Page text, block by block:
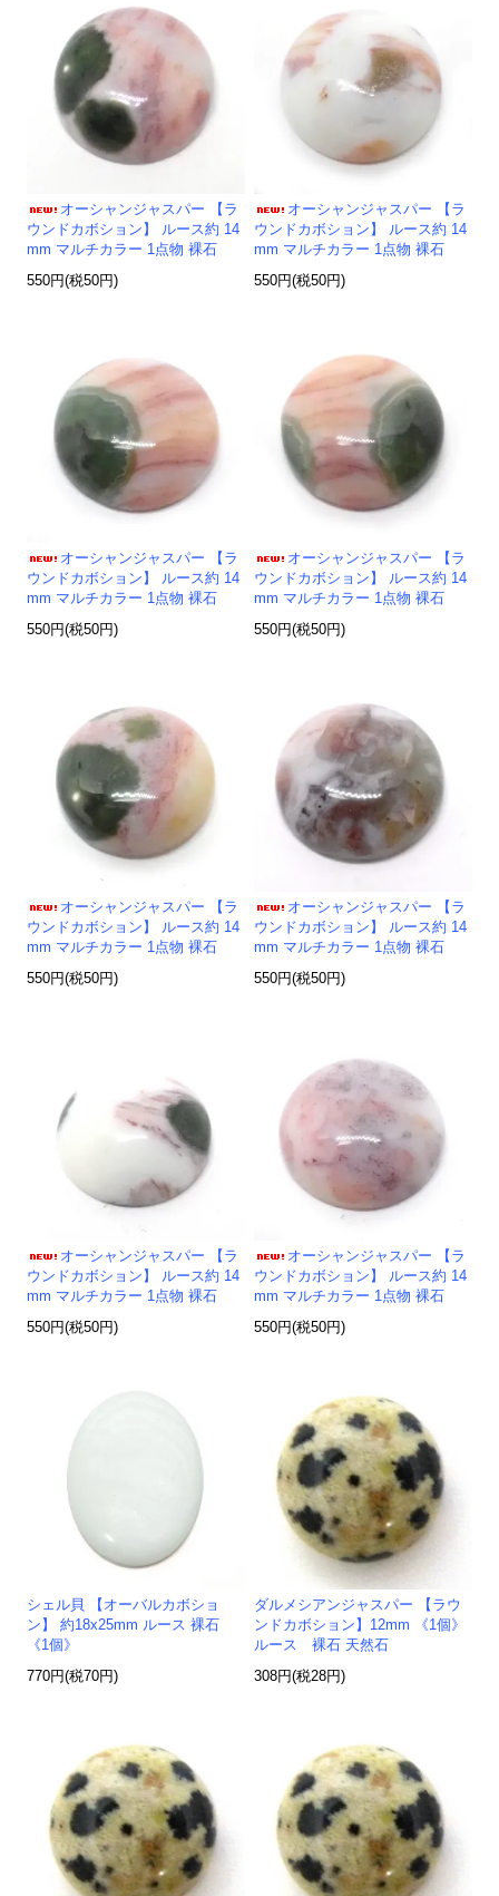
オーシャンジャスパー 【ラ
ウンドカボション】 ルース約 14
mm マルチカラー 1点物 裸石
550円(税50円)
オーシャンジャスパー 【ラ
ウンドカボション】 ルース約 14
mm マルチカラー 1点物 裸石
550円(税50円)
オーシャンジャスパー 【ラ
ウンドカボション】 ルース約 14
mm マルチカラー 1点物 裸石
550円(税50円)
オーシャンジャスパー 【ラ
ウンドカボション】 ルース約 14
mm マルチカラー 1点物 裸石
550円(税50円)
オーシャンジャスパー 【ラ
ウンドカボション】 ルース約 14
mm マルチカラー 1点物 裸石
550円(税50円)
オーシャンジャスパー 【ラ
ウンドカボション】 ルース約 14
mm マルチカラー 1点物 裸石
550円(税50円)
オーシャンジャスパー 【ラ
ウンドカボション】 ルース約 14
mm マルチカラー 1点物 裸石
550円(税50円)
オーシャンジャスパー 【ラ
ウンドカボション】 ルース約 14
mm マルチカラー 1点物 裸石
550円(税50円)
シェル貝 【オーバルカボショ
ン】 約18x25mm ルース 裸石
《1個》
770円(税70円)
ダルメシアンジャスパー 【ラウ
ンドカボション】12mm 《1個》
ルース 裸石 天然石
308円(税28円)